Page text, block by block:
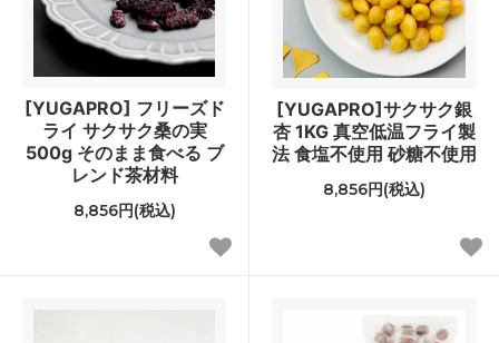
[YUGAPRO] フリーズド
ライ サクサク桑の実
500g そのまま食べる ブ
レンド茶材料
8,856円(税込)
[YUGAPRO]サクサク銀
杏 1KG 真空低温フライ製
法 食塩不使用 砂糖不使用
8,856円(税込)